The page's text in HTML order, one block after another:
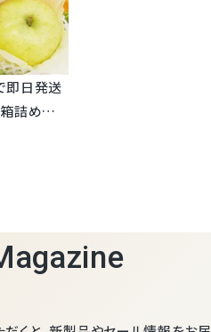
即日発送
詰め合